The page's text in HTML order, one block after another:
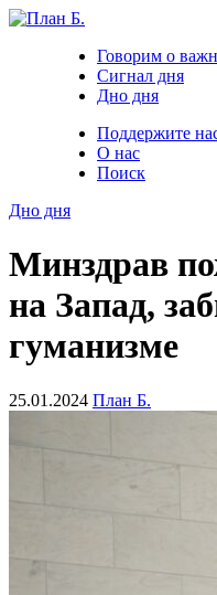
Говорим о
Сигнал дня
Дно дня
Поддержите
О нас
Поиск
Дно дня
Минздрав
на Запад,
гуманизме
25.01.2024 План Б.